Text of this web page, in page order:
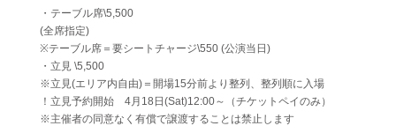
・テーブル席\5,500
(全席指定)
※テーブル席＝要シートチャージ\550 (公演当日)
・立見 \5,500
※立見(エリア内自由)＝開場15分前より整列、整列順に入場
！立見予約開始 4月18日(Sat)12:00～（チケットペイのみ）
※主催者の同意なく有償で譲渡することは禁止します